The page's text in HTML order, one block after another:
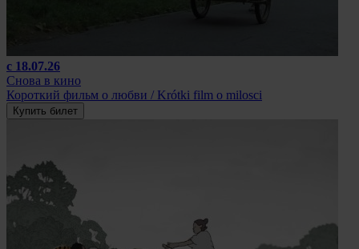
с 18.07.26
Снова в кино
Короткий фильм о любви / Krótki film o milosci
Купить билет